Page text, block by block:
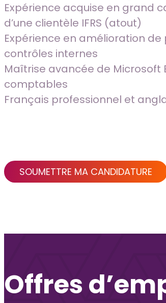
Expérience acquise en grand
d’une clientèle IFRS (atout)
Expérience en amélioration de
contrôles internes
Maîtrise avancée de Microsoft
comptables
Français professionnel et
SOUMETTRE MA CANDIDATURE
Offres